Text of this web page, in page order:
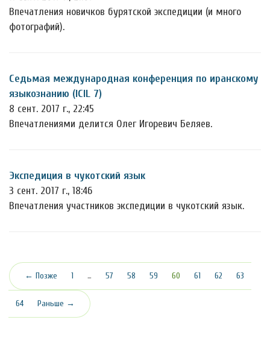
Впечатления новичков бурятской экспедиции (и много
фотографий).
Седьмая международная конференция по иранскому
языкознанию (ICIL 7)
8 сент. 2017 г., 22:45
Впечатлениями делится Олег Игоревич Беляев.
Экспедиция в чукотский язык
3 сент. 2017 г., 18:46
Впечатления участников экспедиции в чукотский язык.
← Позже 1 … 57 58 59 60 (текущая)
61 62 63
64 Раньше →